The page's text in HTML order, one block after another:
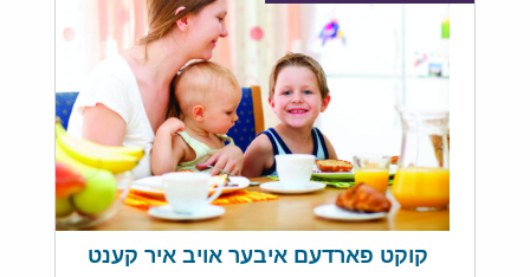
קוקט פארדעם איבער אויב איר קענט